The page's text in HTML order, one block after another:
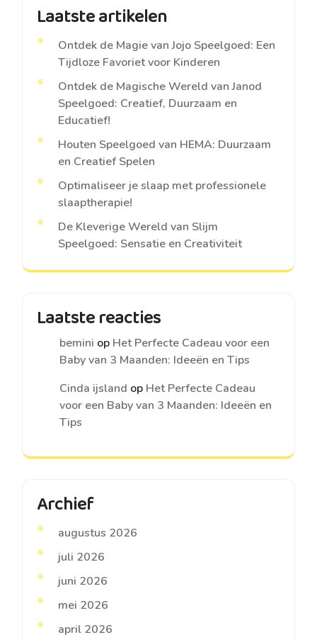
Laatste artikelen
Ontdek de Magie van Jojo Speelgoed: Een
Tijdloze Favoriet voor Kinderen
Ontdek de Magische Wereld van Janod
Speelgoed: Creatief, Duurzaam en
Educatief!
Houten Speelgoed van HEMA: Duurzaam
en Creatief Spelen
Optimaliseer je slaap met professionele
slaaptherapie!
De Kleverige Wereld van Slijm
Speelgoed: Sensatie en Creativiteit
Laatste reacties
bemini op Het Perfecte Cadeau voor een
Baby van 3 Maanden: Ideeën en Tips
Cinda ijsland op Het Perfecte Cadeau
voor een Baby van 3 Maanden: Ideeën en
Tips
Archief
augustus 2026
juli 2026
juni 2026
mei 2026
april 2026